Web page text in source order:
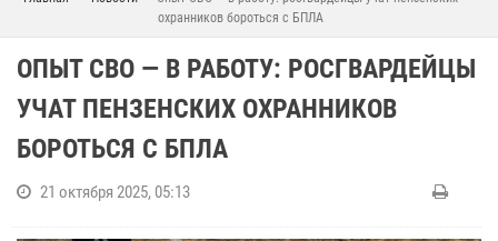
охранников бороться с БПЛА
ОПЫТ СВО — В РАБОТУ: РОСГВАРДЕЙЦЫ
УЧАТ ПЕНЗЕНСКИХ ОХРАННИКОВ
БОРОТЬСЯ С БПЛА
21 октября 2025, 05:13